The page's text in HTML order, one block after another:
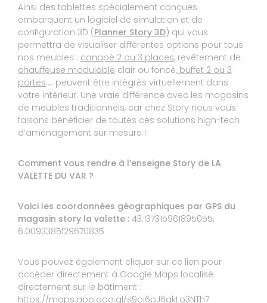
9
10
ROGER
Erreur de la part du fabricant sur la commande
qui a été dédommagé par l’équipe merci
Réponse de STORY TOULON :
Bonjour, Nous sommes heureux d'avoir pu
trouver une solution afin de vous satisfaire et
nous vous remercions d'avoir pris le temps de
Le 15/07/2022
Publié le 30/06/2022
Avis Guest Suite
7
10
YANN ET VERONIQUE
Retard de livraison d'un mois!!!
Ainsi des tablettes spécialement conçues
embarquent un logiciel de simulation et de
configuration 3D (Planner Story 3D) qui vous
permettra de visualiser différentes options pour tous
nos meubles : canapé 2 ou 3 places, revêtement de
chauffeuse modulable clair ou foncé, buffet 2 ou 3
portes…. peuvent être intégrés virtuellement dans
votre intérieur. Une vraie différence avec les magasins
de meubles traditionnels, car chez Story nous vous
faisons bénéficier de toutes ces solutions high-tech
d’aménagement sur mesure !
Comment vous rendre à l’enseigne Story de LA
VALETTE DU VAR ?
Voici les coordonnées géographiques par GPS du
magasin story la valette : 43.137315961895055,
6.0093385129670835
Vous pouvez également cliquer sur ce lien pour
accéder directement à Google Maps localisé
directement sur le bâtiment :
https://maps.app.goo.gl/s9oi6pJ6akLo3NTh7